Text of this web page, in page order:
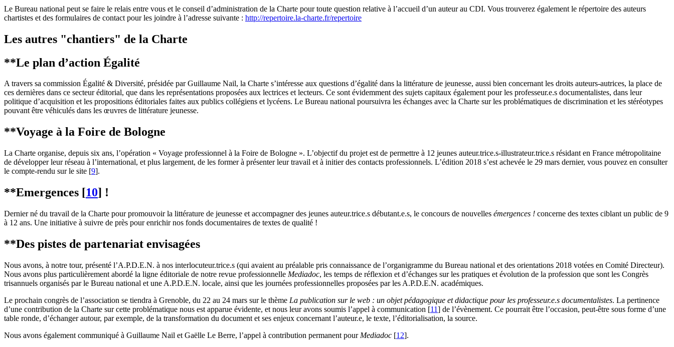
Le Bureau national peut se faire le relais entre vous et le conseil d’administration de la Charte pour toute question relative à l’accueil d’un auteur au CDI. Vous trouverez également le répertoire des auteurs
chartistes et des formulaires de contact pour les joindre à l’adresse suivante : http://repertoire.la-charte.fr/repertoire
Les autres "chantiers" de la Charte
**Le plan d’action Égalité
A travers sa commission Égalité & Diversité, présidée par Guillaume Nail, la Charte s’intéresse aux questions d’égalité dans la littérature de jeunesse, aussi bien concernant les droits auteurs-autrices, la place de
ces dernières dans ce secteur éditorial, que dans les représentations proposées aux lectrices et lecteurs. Ce sont évidemment des sujets capitaux également pour les professeur.e.s documentalistes, dans leur
politique d’acquisition et les propositions éditoriales faites aux publics collégiens et lycéens. Le Bureau national poursuivra les échanges avec la Charte sur les problématiques de discrimination et les stéréotypes
pouvant être véhiculés dans les œuvres de littérature jeunesse.
**Voyage à la Foire de Bologne
La Charte organise, depuis six ans, l’opération « Voyage professionnel à la Foire de Bologne ». L’objectif du projet est de permettre à 12 jeunes auteur.trice.s-illustrateur.trice.s résidant en France métropolitaine
de développer leur réseau à l’international, et plus largement, de les former à présenter leur travail et à initier des contacts professionnels. L’édition 2018 s’est achevée le 29 mars dernier, vous pouvez en consulter
le compte-rendu sur le site [9].
**Emergences [10] !
Dernier né du travail de la Charte pour promouvoir la littérature de jeunesse et accompagner des jeunes auteur.trice.s débutant.e.s, le concours de nouvelles émergences ! concerne des textes ciblant un public de 9
à 12 ans. Une initiative à suivre de près pour enrichir nos fonds documentaires de textes de qualité !
**Des pistes de partenariat envisagées
Nous avons, à notre tour, présenté l’A.P.D.E.N. à nos interlocuteur.trice.s (qui avaient au préalable pris connaissance de l’organigramme du Bureau national et des orientations 2018 votées en Comité Directeur).
Nous avons plus particulièrement abordé la ligne éditoriale de notre revue professionnelle Mediadoc, les temps de réflexion et d’échanges sur les pratiques et évolution de la profession que sont les Congrès
trisannuels organisés par le Bureau national et une A.P.D.E.N. locale, ainsi que les journées professionnelles proposées par les A.P.D.E.N. académiques.
Le prochain congrès de l’association se tiendra à Grenoble, du 22 au 24 mars sur le thème La publication sur le web : un objet pédagogique et didactique pour les professeur.e.s documentalistes. La pertinence
d’une contribution de la Charte sur cette problématique nous est apparue évidente, et nous leur avons soumis l’appel à communication [11] de l’évènement. Ce pourrait être l’occasion, peut-être sous forme d’une
table ronde, d’échanger autour, par exemple, de la transformation du document et ses enjeux concernant l’auteur.e, le texte, l’éditorialisation, la source.
Nous avons également communiqué à Guillaume Nail et Gaëlle Le Berre, l’appel à contribution permanent pour Mediadoc [12].